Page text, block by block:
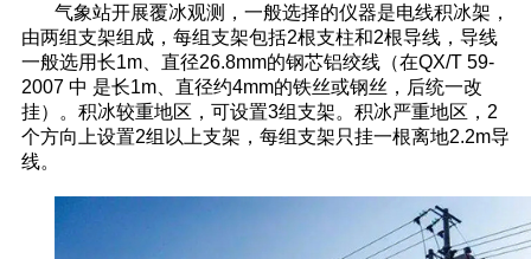
气象站开展覆冰观测，一般选择的仪器是电线积冰架，
由两组支架组成，每组支架包括2根支柱和2根导线，导线
一般选用长1m、直径26.8mm的钢芯铝绞线（在QX/T 59-
2007 中 是长1m、直径约4mm的铁丝或钢丝，后统一改
挂）。积冰较重地区，可设置3组支架。积冰严重地区，2
个方向上设置2组以上支架，每组支架只挂一根离地2.2m导
线。